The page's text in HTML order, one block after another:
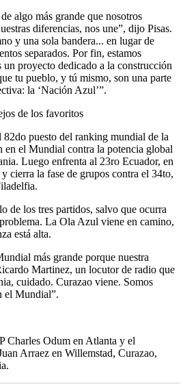
algo más grande que nosotros
diferencias, nos une”, dijo Pisas.
y una sola bandera... en lugar de
separados. Por fin, estamos
un proyecto dedicado a la construcción
tu pueblo, y tú mismo, son una parte
la ‘Nación Azul’”.
de los favoritos
82do puesto del ranking mundial de la
en el Mundial contra la potencia global
Luego enfrenta al 23ro Ecuador, en
cierra la fase de grupos contra el 34to,
de los tres partidos, salvo que ocurra
La Ola Azul viene en camino,
está alta.
más grande porque nuestra
Martinez, un locutor de radio que
cuidado. Curazao viene. Somos
el Mundial”.
Charles Odum en Atlanta y el
Arraez en Willemstad, Curazao,